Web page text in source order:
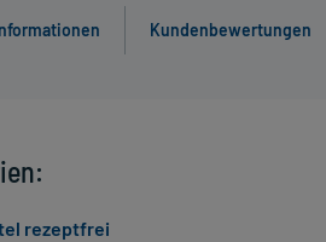
Kundenbewertungen
rezeptfrei